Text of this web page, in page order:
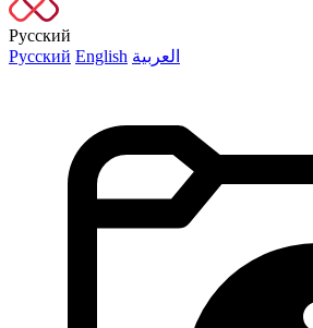
Русский
Русский English العربية